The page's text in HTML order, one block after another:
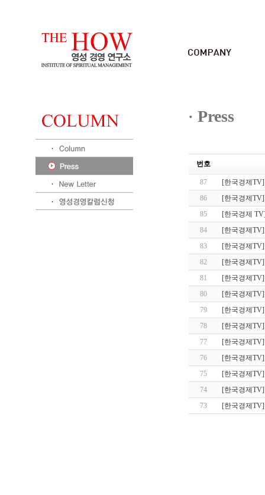
Press
번호
87
[한국경제
86
[한국경제
85
[한국경제
84
[한국경제
83
[한국경제
82
[한국경제
81
[한국경제
80
[한국경제
79
[한국경제
78
[한국경제
77
[한국경제
76
[한국경제
75
[한국경제
74
[한국경제
73
[한국경제